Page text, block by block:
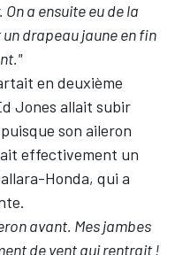
a ensuite eu de la
drapeau jaune en fin
en deuxième
Jones allait subir
son aileron
effectivement un
Honda, qui a
avant. Mes jambes
de vent qui rentrait !